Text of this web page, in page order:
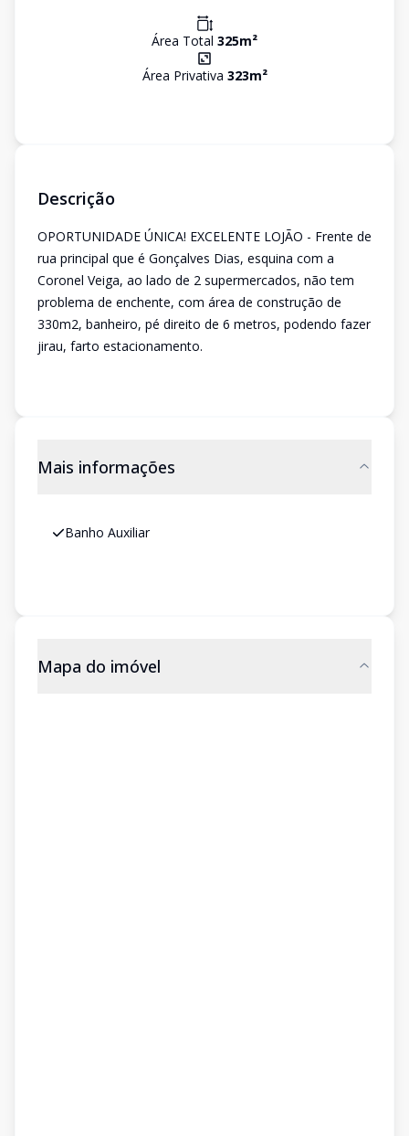
Área Total 325m²
Área Privativa 323m²
Descrição
OPORTUNIDADE ÚNICA! EXCELENTE LOJÃO - Frente de
rua principal que é Gonçalves Dias, esquina com a
Coronel Veiga, ao lado de 2 supermercados, não tem
problema de enchente, com área de construção de
330m2, banheiro, pé direito de 6 metros, podendo fazer
jirau, farto estacionamento.
Mais informações
Banho Auxiliar
Mapa do imóvel